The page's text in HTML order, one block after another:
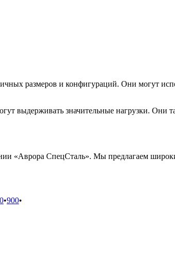
размеров и конфигураций. Они могут
выдерживать значительные нагрузки. Они
«Аврора СпецСталь». Мы предлагаем
•900•